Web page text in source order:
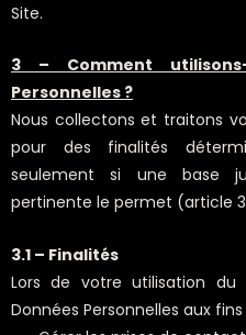
Site.
3 – Comment
Personnelles ?
Nous collectons et traitons
pour des finalités
seulement si une base
pertinente le permet (article
3.1 – Finalités
Lors de votre utilisation du
Données Personnelles aux fins